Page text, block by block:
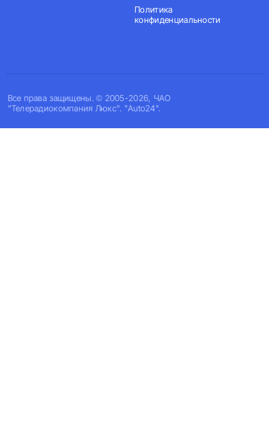
Все права защищены. © 2005-2026, ЧАО
"Телерадиокомпания Люкс". "Auto24".
Политика
конфиденциальности